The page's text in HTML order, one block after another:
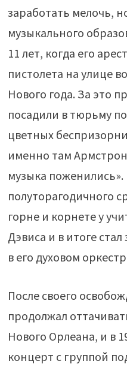
заработать мелочь,
музыкального
11 лет, когда его
пистолета на улице
Нового года. За это
посадили в тюрьму
цветных
именно там
музыка поженились».
полуторагодичного
горне и корнете у
Дэвиса и в итоге
в его духовом
После своего
продолжал
Нового Орлеана, и в
концерт с группой